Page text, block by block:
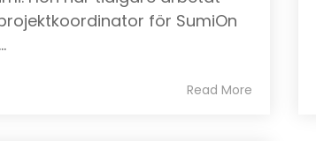
för SumiOn
Read More